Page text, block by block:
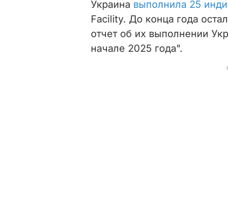
Украина выполнила 25
Facility. До конца года
отчет об их выполнении
начале 2025 года".